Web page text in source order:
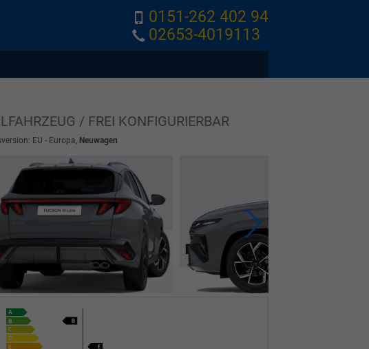
0151-262 402 94
02653-4019113
/ FREI KONFIGURIERBAR
EU - Europa, Neuwagen